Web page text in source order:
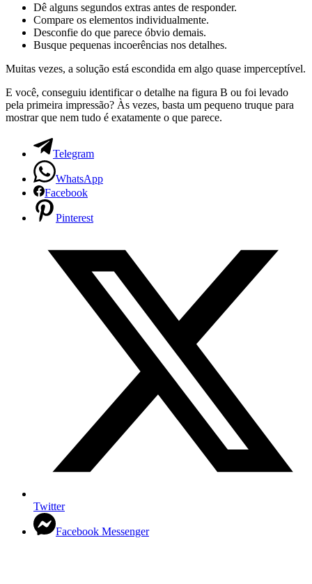
Dê alguns segundos extras antes de responder.
Compare os elementos individualmente.
Desconfie do que parece óbvio demais.
Busque pequenas incoerências nos detalhes.
Muitas vezes, a solução está escondida em algo quase imperceptível.
E você, conseguiu identificar o detalhe na figura B ou foi levado
pela primeira impressão? Às vezes, basta um pequeno truque para
mostrar que nem tudo é exatamente o que parece.
Telegram
WhatsApp
Facebook
Pinterest
Twitter
Facebook Messenger